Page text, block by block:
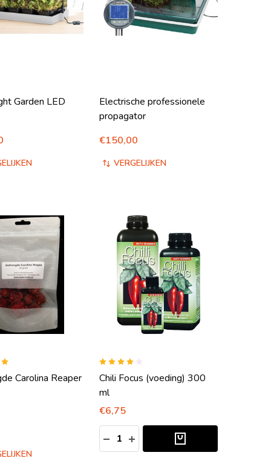
Garden LED
Electrische professionele
propagator
€150,00
VERGELIJKEN
Carolina Reaper
Chili Focus (voeding) 300
ml
€6,75
Aantal:
HOEVEELHEID VERLAGEN VAN
HOEVEELHEID VERHOGEN